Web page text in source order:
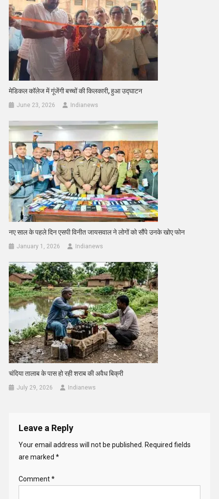
मेडिकल कॉलेज में गूंजेंगी बच्चों की किलकारी, हुआ उद्घाटन
June 23, 2026 Indianews
नए साल के पहले दिन एसपी विनीत जायसवाल ने लोगों को सौंपे उनके खोए फोन
January 1, 2026 Indianews
चंदिया तालाब के पास हो रही शराब की अवैध बिक्री
July 29, 2026 Indianews
Leave a Reply
Your email address will not be published. Required fields
are marked *
Comment*